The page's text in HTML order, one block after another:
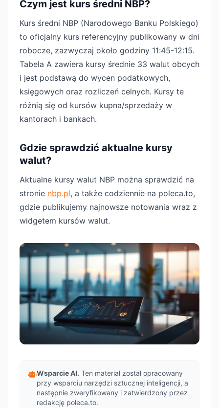
Czym jest kurs średni NBP?
Kurs średni NBP (Narodowego Banku Polskiego)
to oficjalny kurs referencyjny publikowany w dni
robocze, zazwyczaj około godziny 11:45-12:15.
Tabela A zawiera kursy średnie 33 walut obcych
i jest podstawą do wycen podatkowych,
księgowych oraz rozliczeń celnych. Kursy te
różnią się od kursów kupna/sprzedaży w
kantorach i bankach.
Gdzie sprawdzić aktualne kursy
walut?
Aktualne kursy walut NBP można sprawdzić na
stronie nbp.pl, a także codziennie na poleca.to,
gdzie publikujemy najnowsze notowania wraz z
widgetem kursów walut.
Wsparcie AI. Ten materiał został opracowany
przy wsparciu narzędzi sztucznej inteligencji, a
następnie zweryfikowany i zatwierdzony przez
redakcję poleca.to.